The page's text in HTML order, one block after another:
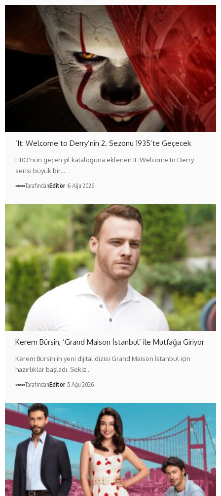
‘It: Welcome to Derry’nin 2. Sezonu 1935’te Geçecek
HBO'nun geçen yıl kataloğuna eklenen It: Welcome to Derry
serisi büyük bir…
TarafındanEditör 6 Ağu 2026
Kerem Bürsin, ‘Grand Maison İstanbul’ ile Mutfağa Giriyor
Kerem Bürsin'in yeni dijital dizisi Grand Maison İstanbul için
hazırlıklar başladı. Sekiz…
TarafındanEditör 5 Ağu 2026